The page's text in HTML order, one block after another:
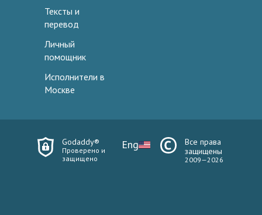
Тексты и
перевод
Личный
помощник
Исполнители в
Москве
Godaddy®
Проверено и
защищено
Eng
Все права
защищены
2009—2026